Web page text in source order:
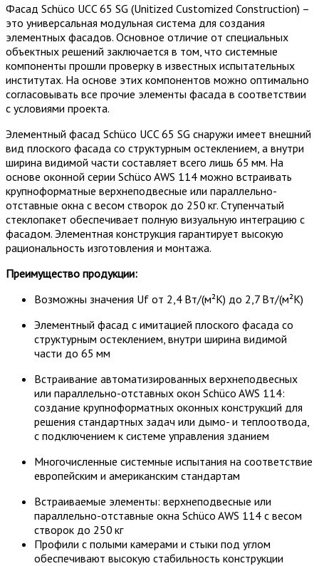
Фасад Schüco UCC 65 SG (Unitized Customized Construction) –
это универсальная модульная система для создания
элементных фасадов. Основное отличие от специальных
объектных решений заключается в том, что системные
компоненты прошли проверку в известных испытательных
институтах. На основе этих компонентов можно оптимально
согласовывать все прочие элементы фасада в соответствии
с условиями проекта.
Элементный фасад Schüco UCC 65 SG снаружи имеет внешний
вид плоского фасада со структурным остеклением, а внутри
ширина видимой части составляет всего лишь 65 мм. На
основе оконной серии Schüco AWS 114 можно встраивать
крупноформатные верхнеподвесные или параллельно-
отставные окна с весом створок до 250 кг. Ступенчатый
стеклопакет обеспечивает полную визуальную интеграцию с
фасадом. Элементная конструкция гарантирует высокую
рациональность изготовления и монтажа.
Преимущество продукции:
Возможны значения Uf от 2,4 Вт/(м²K) до 2,7 Вт/(м²K)
Элементный фасад с имитацией плоского фасада со
структурным остеклением, внутри ширина видимой
части до 65 мм
Встраивание автоматизированных верхнеподвесных
или параллельно-отставных окон Schüco AWS 114:
создание крупноформатных оконных конструкций для
решения стандартных задач или дымо- и теплоотвода,
с подключением к системе управления зданием
Многочисленные системные испытания на соответствие
европейским и американским стандартам
Встраиваемые элементы: верхнеподвесные или
параллельно-отставные окна Schüco AWS 114 с весом
створок до 250 кг
Профили с полыми камерами и стыки под углом
обеспечивают высокую стабильность конструкции